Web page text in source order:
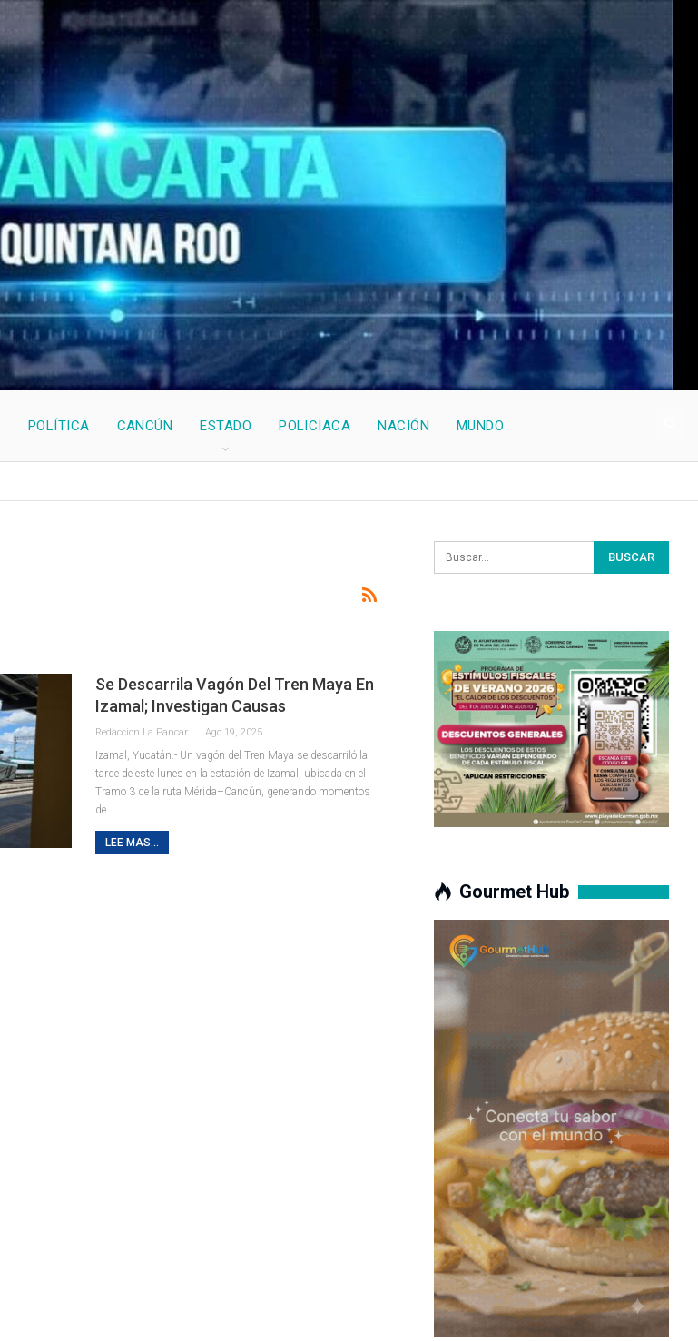
POLÍTICA CANCÚN ESTADO POLICIACA NACIÓN MUNDO
Se Descarrila Vagón Del Tren Maya En
Izamal; Investigan Causas
Ago 19, 2025
Izamal, Yucatán.- Un vagón del Tren Maya se descarriló la
tarde de este lunes en la estación de Izamal, ubicada en el
Tramo 3 de la ruta Mérida–Cancún, generando momentos
de
LEE MAS...
Gourmet Hub